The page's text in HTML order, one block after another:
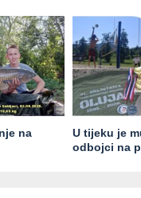
na
U tijeku je
odbojci na